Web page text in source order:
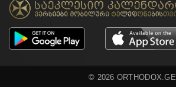
© 2026 ORTHODOX.GE